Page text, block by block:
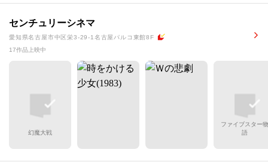
センチュリーシネマ
愛知県名古屋市中区栄3-29-1名古屋パルコ東館8F
17作品上映中
幻魔大戦
ファイブスター物
語